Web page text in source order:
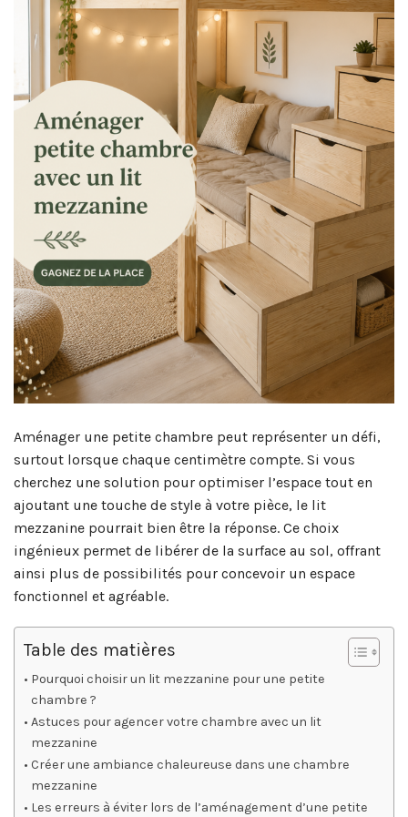
Aménager une petite chambre peut représenter un défi,
surtout lorsque chaque centimètre compte. Si vous
cherchez une solution pour optimiser l’espace tout en
ajoutant une touche de style à votre pièce, le lit
mezzanine pourrait bien être la réponse. Ce choix
ingénieux permet de libérer de la surface au sol, offrant
ainsi plus de possibilités pour concevoir un espace
fonctionnel et agréable.
Table des matières
Pourquoi choisir un lit mezzanine pour une petite
chambre ?
Astuces pour agencer votre chambre avec un lit
mezzanine
Créer une ambiance chaleureuse dans une chambre
mezzanine
Les erreurs à éviter lors de l’aménagement d’une petite